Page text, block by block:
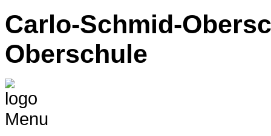
Carlo-Schmid-
Oberschule
Menu